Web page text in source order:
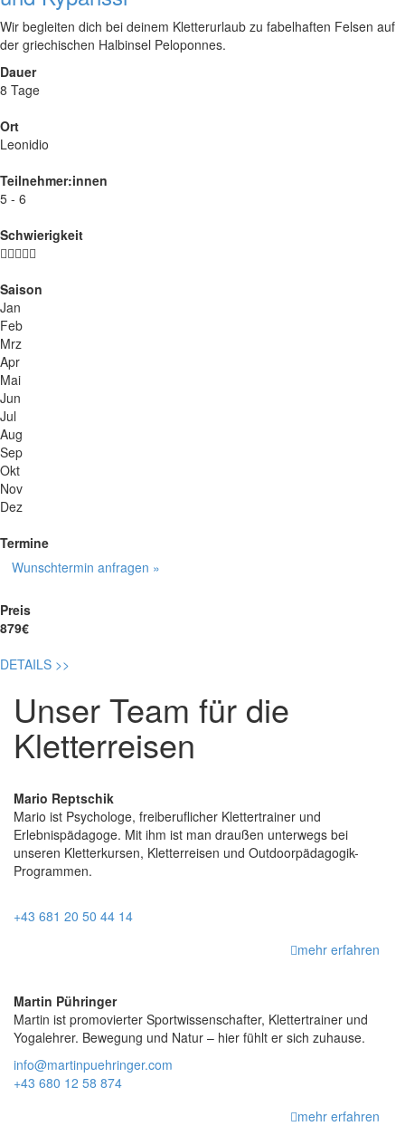
Wir begleiten dich bei deinem Kletterurlaub zu fabelhaften Felsen auf
der griechischen Halbinsel Peloponnes.
Dauer
8 Tage
Ort
Leonidio
Teilnehmer:innen
5 - 6
Schwierigkeit
Saison
Jan
Feb
Mrz
Apr
Mai
Jun
Jul
Aug
Sep
Okt
Nov
Dez
Termine
Wunschtermin anfragen »
Preis
879€
DETAILS >>
Unser Team für die
Kletterreisen
Mario Reptschik
Mario ist Psychologe, freiberuflicher Klettertrainer und
Erlebnispädagoge. Mit ihm ist man draußen unterwegs bei
unseren Kletterkursen, Kletterreisen und Outdoorpädagogik-
Programmen.
+43 681 20 50 44 14
mehr erfahren
Martin Pühringer
Martin ist promovierter Sportwissenschafter, Klettertrainer und
Yogalehrer. Bewegung und Natur – hier fühlt er sich zuhause.
info@martinpuehringer.com
+43 680 12 58 874
mehr erfahren